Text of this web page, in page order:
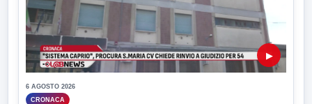
▶
6 AGOSTO 2026
CRONACA